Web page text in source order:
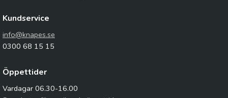
Kundservice
info@knapes.se
0300 68 15 15
Öppettider
Vardagar 06.30-16.00